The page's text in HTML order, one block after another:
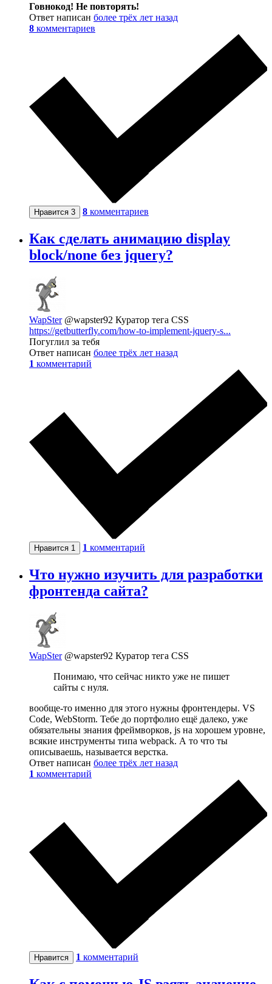
Говнокод! Не повторять!
Ответ написан более трёх лет назад
8 комментариев
Нравится 3 8 комментариев
Как сделать анимацию display
block/none без jquery?
WapSter @wapster92 Куратор тега CSS
https://getbutterfly.com/how-to-implement-jquery-s...
Погуглил за тебя
Ответ написан более трёх лет назад
1 комментарий
Нравится 1 1 комментарий
Что нужно изучить для разработки
фронтенда сайта?
WapSter @wapster92 Куратор тега CSS
Понимаю, что сейчас никто уже не пишет
сайты с нуля.
вообще-то именно для этого нужны фронтендеры. VS
Code, WebStorm. Тебе до портфолио ещё далеко, уже
обязательны знания фреймворков, js на хорошем уровне,
всякие инструменты типа webpack. А то что ты
описываешь, называется верстка.
Ответ написан более трёх лет назад
1 комментарий
Нравится 1 комментарий